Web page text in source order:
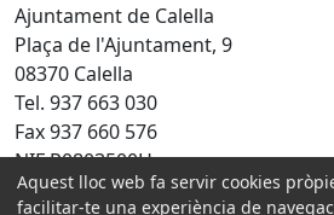
Ajuntament de Calella
Plaça de l'Ajuntament, 9
08370 Calella
Tel. 937 663 030
Fax 937 660 576
NIF P0803500H
Amb la col·laboració de:
Aquest lloc web fa servir cookies
facilitar-te una experiència de